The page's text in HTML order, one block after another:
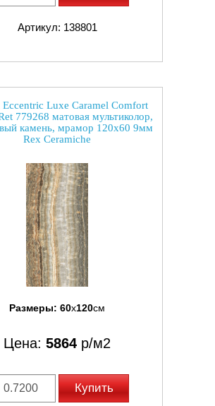
Артикул: 138801
Eccentric Luxe Caramel Comfort
779268 матовая мультиколор,
камень, мрамор 120x60 9мм
Rex Ceramiche
Размеры: 60x120см
Цена: 5864 р/м2
Купить